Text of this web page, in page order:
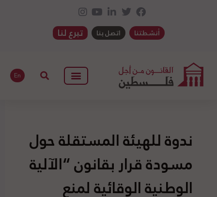
أنشطتنا اتصل بنا تبرع لنا
En
ندوة للهيئة المستقلة حول
مسودة قرار بقانون “الآلية
الوطنية الوقائية لمنع